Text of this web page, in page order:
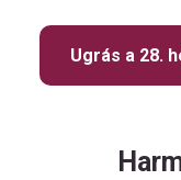
Ugrás a 28.